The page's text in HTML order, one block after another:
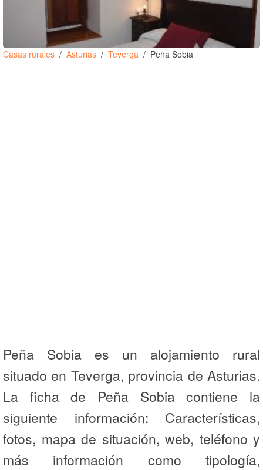
Casas rurales Asturias Teverga Peña Sobia
Peña Sobia es un alojamiento rural
situado en Teverga, provincia de Asturias.
La ficha de Peña Sobia contiene la
siguiente información: Características,
fotos, mapa de situación, web, teléfono y
más información como tipología,